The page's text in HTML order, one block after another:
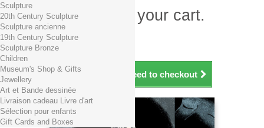
There is 1 item in your cart.
Total products (tax incl.)
Total shipping TTC
Total (tax incl.)
Continue shopping Proceed to checkout
Sculpture
20th Century Sculpture
Sculpture ancienne
19th Century Sculpture
Sculpture Bronze
Children
Museum's Shop & Gifts
Jewellery
Art et Bande dessinée
Livraison cadeau Livre d'art
Sélection pour enfants
Gift Cards and Boxes